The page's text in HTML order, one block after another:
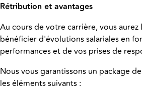
Rétribution et avantages
Au cours de votre carrière, vous
bénéficier d'évolutions salariales en
performances et de vos prises de
Nous vous garantissons un package
les éléments suivants :